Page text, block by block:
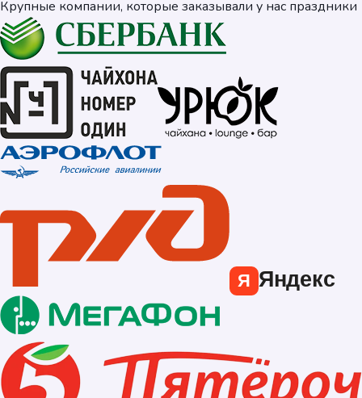
Крупные компании, которые заказывали у нас праздники
Я Яндекс